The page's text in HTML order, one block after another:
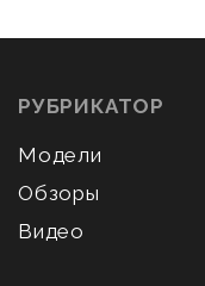
РУБРИКАТОР
Модели
Обзоры
Видео